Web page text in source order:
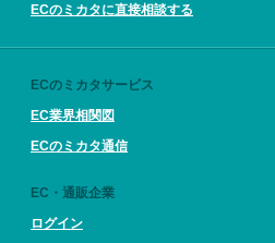
ECのミカタに直接相談する
ECのミカタサービス
EC業界相関図
ECのミカタ通信
EC・通販企業
ログイン